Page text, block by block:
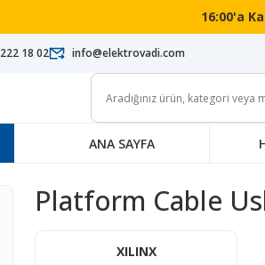
16:00'a
18 02 info@elektrovadi.com
ANA SAYFA
Platform Cable
XILINX